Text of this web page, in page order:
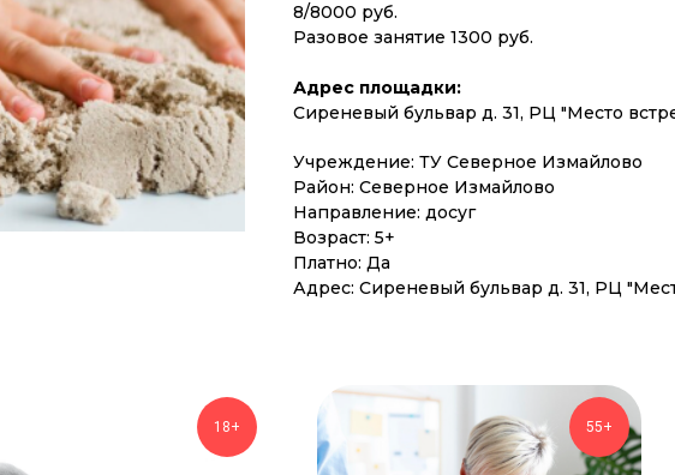
8/8000 руб.
Разовое занятие 1300 руб.
Адрес площадки:
Сиреневый бульвар д. 31, РЦ "Место
Учреждение: ТУ Северное Измайлово
Район: Северное Измайлово
Направление: досуг
Возраст: 5+
Платно: Да
Адрес: Сиреневый бульвар д. 31, РЦ
18+ 55+